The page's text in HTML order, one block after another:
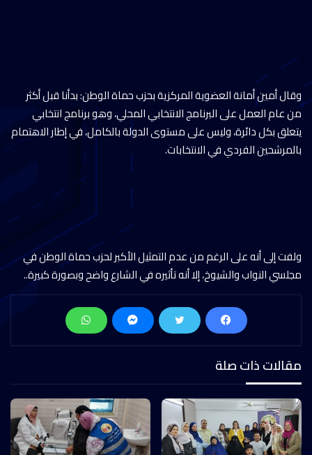
وقال أمين أمانة العضوية المركزية بحزب حماة الوطن: بدأنا قبل أكثر
من عام العمل على البرنامج الانتخابي المحلي، وهو برنامج انتخابي
يتعلق بكل دائرة، وليس على مستوى الدولة بالكامل، في إطار الاهتمام
بالمرشحين الفردي في الانتخابات.
ولفت إلى أنه على الرغم من عدم التمثيل الأكبر لحزب حماة الوطن في
مجلسي النواب والشيوخ، إلا أنه تأثيره في الشارع واضح وبصورة كبيرة..
مقالات ذات صلة